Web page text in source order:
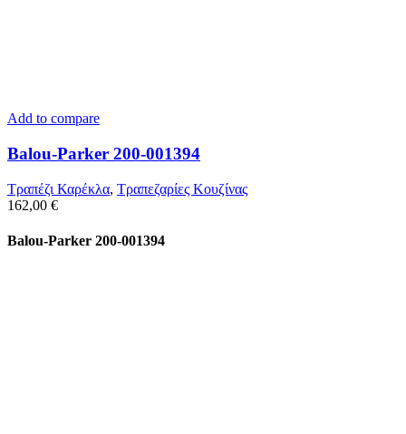
Add to compare
Balou-Parker 200-001394
Τραπέζι Καρέκλα, Τραπεζαρίες Κουζίνας
162,00 €
Balou-Parker 200-001394